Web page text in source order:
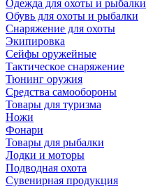
Одежда для охоты и рыбалки
Обувь для охоты и рыбалки
Снаряжение для охоты
Экипировка
Сейфы оружейные
Тактическое снаряжение
Тюнинг оружия
Средства самообороны
Товары для туризма
Ножи
Фонари
Товары для рыбалки
Лодки и моторы
Подводная охота
Сувенирная продукция